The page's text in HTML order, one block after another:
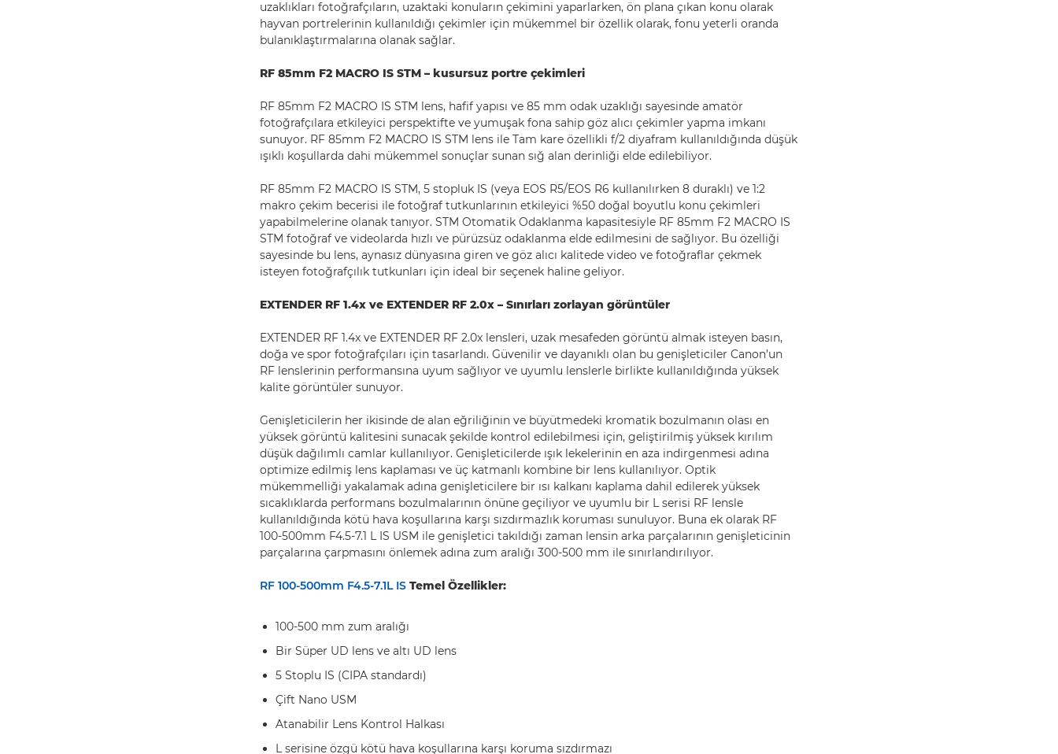
uzaklıkları fotoğrafçıların, uzaktaki konuların çekimini yaparlarken, ön plana çıkan konu olarak
hayvan portrelerinin kullanıldığı çekimler için mükemmel bir özellik olarak, fonu yeterli oranda
bulanıklaştırmalarına olanak sağlar.
RF 85mm F2 MACRO IS STM – kusursuz portre çekimleri
RF 85mm F2 MACRO IS STM lens, hafif yapısı ve 85 mm odak uzaklığı sayesinde amatör
fotoğrafçılara etkileyici perspektifte ve yumuşak fona sahip göz alıcı çekimler yapma imkanı
sunuyor. RF 85mm F2 MACRO IS STM lens ile Tam kare özellikli f/2 diyafram kullanıldığında düşük
ışıklı koşullarda dahi mükemmel sonuçlar sunan sığ alan derinliği elde edilebiliyor.
RF 85mm F2 MACRO IS STM, 5 stopluk IS (veya EOS R5/EOS R6 kullanılırken 8 duraklı) ve 1:2
makro çekim becerisi ile fotoğraf tutkunlarının etkileyici %50 doğal boyutlu konu çekimleri
yapabilmelerine olanak tanıyor. STM Otomatik Odaklanma kapasitesiyle RF 85mm F2 MACRO IS
STM fotoğraf ve videolarda hızlı ve pürüzsüz odaklanma elde edilmesini de sağlıyor. Bu özelliği
sayesinde bu lens, aynasız dünyasına giren ve göz alıcı kalitede video ve fotoğraflar çekmek
isteyen fotoğrafçılık tutkunları için ideal bir seçenek haline geliyor.
EXTENDER RF 1.4x ve EXTENDER RF 2.0x – Sınırları zorlayan görüntüler
EXTENDER RF 1.4x ve EXTENDER RF 2.0x lensleri, uzak mesafeden görüntü almak isteyen basın,
doğa ve spor fotoğrafçıları için tasarlandı. Güvenilir ve dayanıklı olan bu genişleticiler Canon’un
RF lenslerinin performansına uyum sağlıyor ve uyumlu lenslerle birlikte kullanıldığında yüksek
kalite görüntüler sunuyor.
Genişleticilerin her ikisinde de alan eğriliğinin ve büyütmedeki kromatik bozulmanın olası en
yüksek görüntü kalitesini sunacak şekilde kontrol edilebilmesi için, geliştirilmiş yüksek kırılım
düşük dağılımlı camlar kullanılıyor. Genişleticilerde ışık lekelerinin en aza indirgenmesi adına
optimize edilmiş lens kaplaması ve üç katmanlı kombine bir lens kullanılıyor. Optik
mükemmelliği yakalamak adına genişleticilere bir ısı kalkanı kaplama dahil edilerek yüksek
sıcaklıklarda performans bozulmalarının önüne geçiliyor ve uyumlu bir L serisi RF lensle
kullanıldığında kötü hava koşullarına karşı sızdırmazlık koruması sunuluyor. Buna ek olarak RF
100-500mm F4.5-7.1 L IS USM ile genişletici takıldığı zaman lensin arka parçalarının genişleticinin
parçalarına çarpmasını önlemek adına zum aralığı 300-500 mm ile sınırlandırılıyor.
RF 100-500mm F4.5-7.1L IS Temel Özellikler:
100-500 mm zum aralığı
Bir Süper UD lens ve altı UD lens
5 Stoplu IS (CIPA standardı)
Çift Nano USM
Atanabilir Lens Kontrol Halkası
L serisine özgü kötü hava koşullarına karşı koruma sızdırmazı